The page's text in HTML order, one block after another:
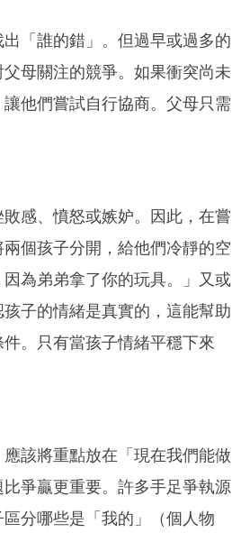
「誰的錯」。但過早或過多的
母關注的競爭。如果衝突尚未
他們嘗試自行協商。父母只需
感、憤怒或嫉妒。因此，在嘗
個孩子分開，給他們冷靜的空
為弟弟拿了你的玩具。」又或
子的情緒是真實的，這能幫助
。只有當孩子情緒平穩下來
該將重點放在「現在我們能做
爭贏更重要。許多手足爭執源
分哪些是「我的」（個人物